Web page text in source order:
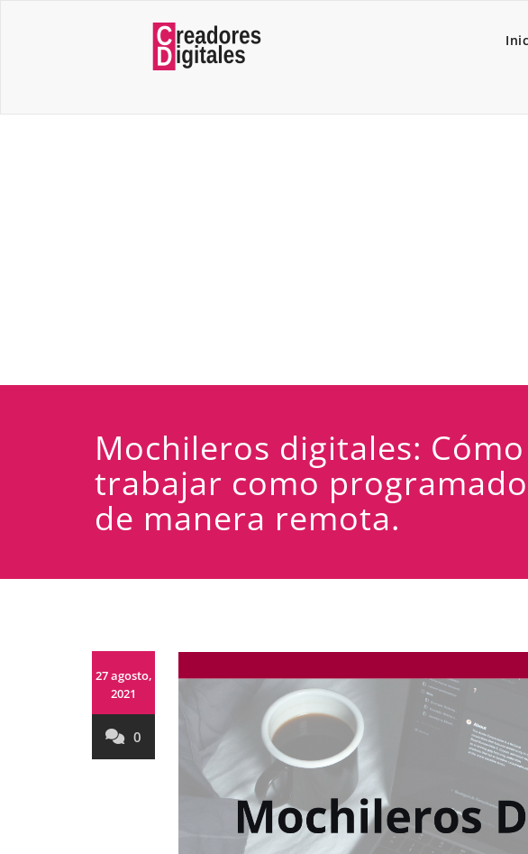
Mochileros digitales: Cómo
trabajar como
de manera remota.
27 agosto,
2021
0